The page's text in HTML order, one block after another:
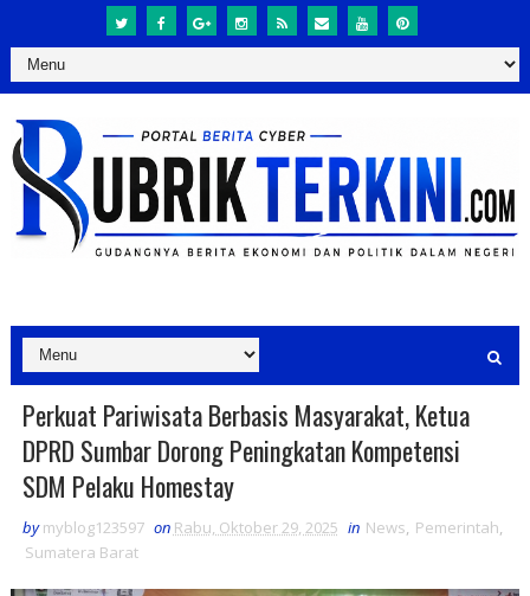
Perkuat Pariwisata Berbasis Masyarakat, Ketua
DPRD Sumbar Dorong Peningkatan Kompetensi
SDM Pelaku Homestay
by myblog123597 on Rabu, Oktober 29, 2025 in News, Pemerintah,
Sumatera Barat